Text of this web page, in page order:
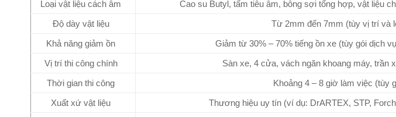
Loại vật liệu cách âm
Cao su Butyl, tấm tiêu âm, bông sợi tổng hợp, vật liệu
Độ dày vật liệu
Từ 2mm đến 7mm (tùy vị trí và
Khả năng giảm ồn
Giảm từ 30% – 70% tiếng ồn xe (tùy gói dịch
Vị trí thi công chính
Sàn xe, 4 cửa, vách ngăn khoang máy, trần
Thời gian thi công
Khoảng 4 – 8 giờ làm việc (tùy
Xuất xứ vật liệu
Thương hiệu uy tín (ví dụ: DrARTEX, STP,